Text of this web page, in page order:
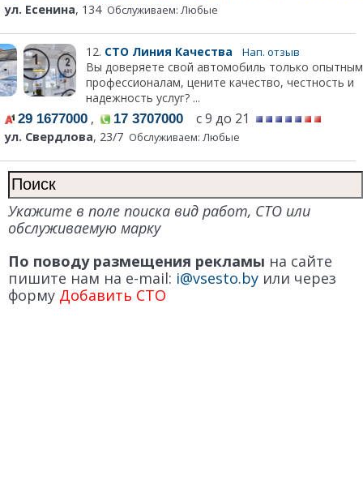
ул. Есенина, 134 Обслуживаем: Любые
12. СТО Линия Качества Нап. отзыв
Вы доверяете свой автомобиль только опытным
профессионалам, цените качество, честность и
надежность услуг? ...
29 1677000 , 17 3707000 с 9 до 21
ул. Свердлова, 23/7 Обслуживаем: Любые
Укажите в поле поиска вид работ, СТО или
обслуживаемую марку
По поводу размещения рекламы на сайте
пишите нам на e-mail: i@vsesto.by или через
форму Добавить СТО